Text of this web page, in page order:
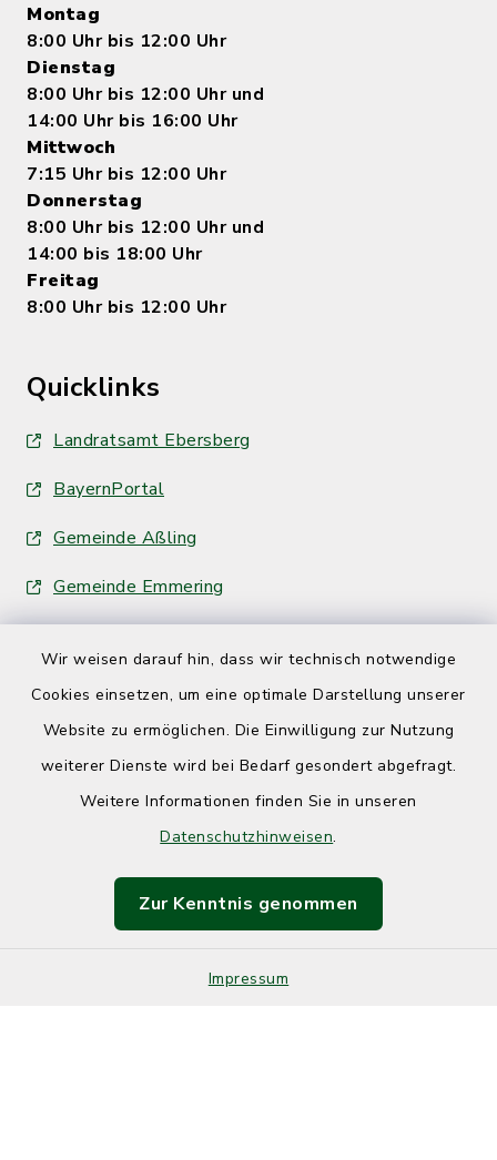
Wir weisen darauf hin, dass wir technisch notwendige
Cookies einsetzen, um eine optimale Darstellung unserer
Website zu ermöglichen. Die Einwilligung zur Nutzung
weiterer Dienste wird bei Bedarf gesondert abgefragt.
Weitere Informationen finden Sie in unseren
Datenschutzhinweisen.
Zur Kenntnis genommen
Impressum
Montag
8:00 Uhr bis 12:00 Uhr
Dienstag
8:00 Uhr bis 12:00 Uhr und
14:00 Uhr bis 16:00 Uhr
Mittwoch
7:15 Uhr bis 12:00 Uhr
Donnerstag
8:00 Uhr bis 12:00 Uhr und
14:00 bis 18:00 Uhr
Freitag
8:00 Uhr bis 12:00 Uhr
Quicklinks
Landratsamt Ebersberg
BayernPortal
Gemeinde Aßling
Gemeinde Emmering
Barrierefreiheit
Impressum
Sitemap